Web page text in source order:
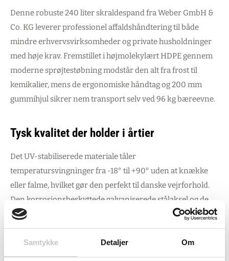
Samtykke Detaljer Om
Denne robuste 240 liter skraldespand fra Weber GmbH &
Co. KG leverer professionel affaldshåndtering til både
mindre erhvervsvirksomheder og private husholdninger
med høje krav. Fremstillet i højmolekylært HDPE gennem
moderne sprøjtestøbning modstår den alt fra frost til
kemikalier, mens de ergonomiske håndtag og 200 mm
gummihjul sikrer nem transport selv ved 96 kg bæreevne.
Tysk kvalitet der holder i årtier
Det UV-stabiliserede materiale tåler
temperatursvingninger fra -18° til +90° uden at knække
eller falme, hvilket gør den perfekt til danske vejrforhold.
Den korrosionsbeskyttede galvaniserede stålaksel og de
glidevenlige overflader sikrer problemfri drift år efter år,
mens den stabelbare konstruktion optimerer opbevaring
når den ikke er i brug.